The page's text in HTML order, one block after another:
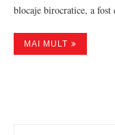
blocaje birocratice, a
MAI MULT